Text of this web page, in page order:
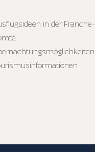
in der Franche-